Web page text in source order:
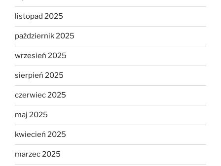
listopad 2025
październik 2025
wrzesień 2025
sierpień 2025
czerwiec 2025
maj 2025
kwiecień 2025
marzec 2025